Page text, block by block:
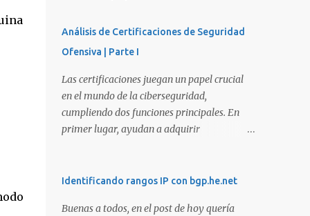
Análisis de Certificaciones de Seguridad
Ofensiva | Parte I
Las certificaciones juegan un papel crucial
en el mundo de la ciberseguridad,
cumpliendo dos funciones principales. En
primer lugar, ayudan a adquirir
lugar, proporcionan una manera de
y habilidades. El problema es que, debido a
Identificando rangos IP con bgp.he.net
Buenas a todos, en el post de hoy quería